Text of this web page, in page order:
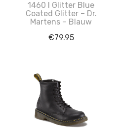
1460 I Glitter Blue
Coated Glitter – Dr.
Martens – Blauw
€79.95